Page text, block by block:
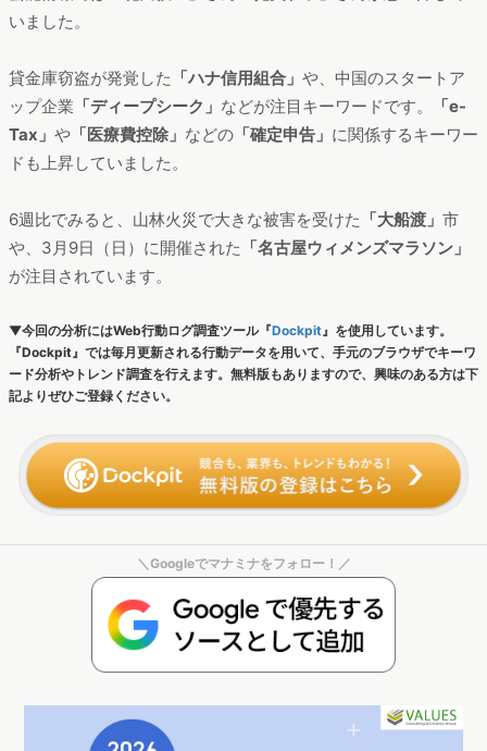
いました。
貸金庫窃盗が発覚した 「ハナ信用組合」 や、中国のスタートア
ップ企業 「ディープシーク」 などが注目キーワードです。
「e-
Tax」 や 「医療費控除」 などの 「確定申告」 に関係するキーワー
ドも上昇していました。
6週比でみると、山林火災で大きな被害を受けた 「大船渡」 市
や、3月9日（日）に開催された 「名古屋ウィメンズマラソン」
が注目されています。
▼今回の分析にはWeb行動ログ調査ツール『Dockpit 』を使用しています。
『Dockpit』では毎月更新される行動データを用いて、手元のブラウザでキーワ
ード分析やトレンド調査を行えます。無料版もありますので、興味のある方は下
記よりぜひご登録ください。
＼Googleでマナミナをフォロー！／